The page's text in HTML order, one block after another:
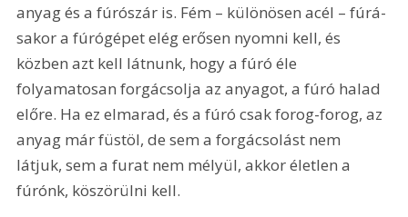
anyag és a fúrószár is. Fém – különösen acél – fúrá­
sakor a fúrógépet elég erősen nyomni kell, és
közben azt kell látnunk, hogy a fúró éle
folyamatosan forgácsolja az anyagot, a fúró halad
előre. Ha ez elmarad, és a fúró csak forog-forog, az
anyag már füstöl, de sem a forgácsolást nem
látjuk, sem a furat nem mélyül, akkor életlen a
fúrónk, köszörülni kell.